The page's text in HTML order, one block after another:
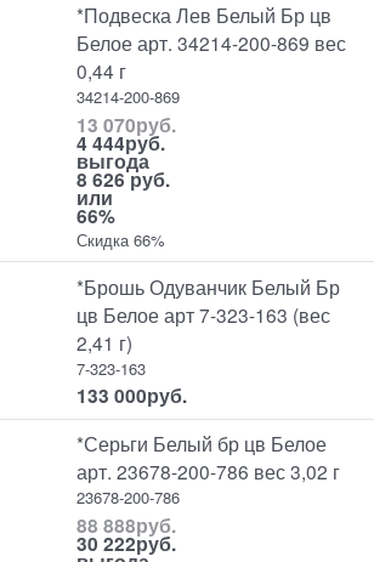
*Подвеска Лев Белый Бр цв
Белое арт. 34214-200-869 вес
0,44 г
34214-200-869
13 070руб.
4 444руб.
выгода
8 626 руб.
или
66%
Скидка 66%
*Брошь Одуванчик Белый Бр
цв Белое арт 7-323-163 (вес
2,41 г)
7-323-163
133 000руб.
*Серьги Белый бр цв Белое
арт. 23678-200-786 вес 3,02 г
23678-200-786
88 888руб.
30 222руб.